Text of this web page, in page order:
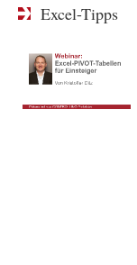
Excel-Tipps